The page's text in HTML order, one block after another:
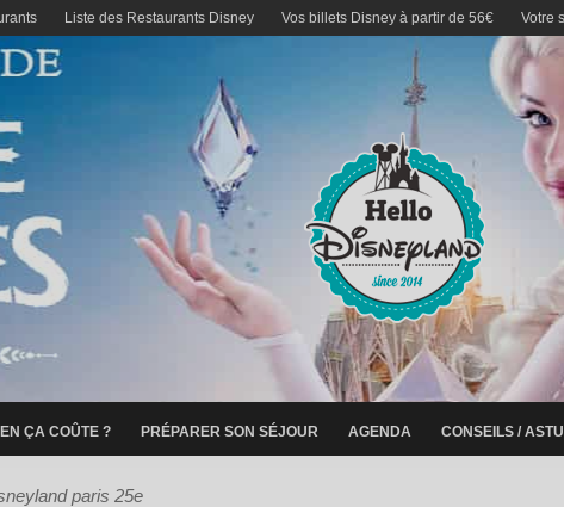
Liste des Restaurants Disney Vos billets Disney à partir de 56€ Votre
ÇA COÛTE ? PRÉPARER SON SÉJOUR AGENDA CONSEILS /
paris 25e